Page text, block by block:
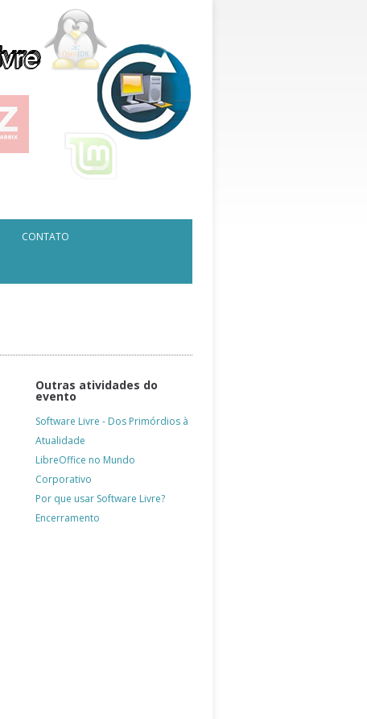
CONTATO
Outras atividades do
evento
Software Livre - Dos Primórdios à
Atualidade
LibreOffice no Mundo
Corporativo
Por que usar Software Livre?
Encerramento